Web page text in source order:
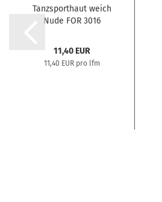
Tanzsporthaut weich
Nude FOR 3016
11,40 EUR
11,40 EUR pro lfm